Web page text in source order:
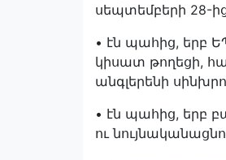
սեպտեմբերի 28-ից
• էն պահից, երբ
կիսատ թողեցի,
անգլերենի
• էն պահից, երբ
ու